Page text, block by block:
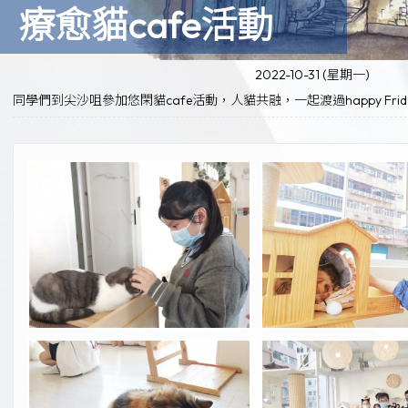
療愈貓cafe活動
2022-10-31 (星期一)
同學們到尖沙咀參加悠閑貓cafe活動，人貓共融，一起渡過happy